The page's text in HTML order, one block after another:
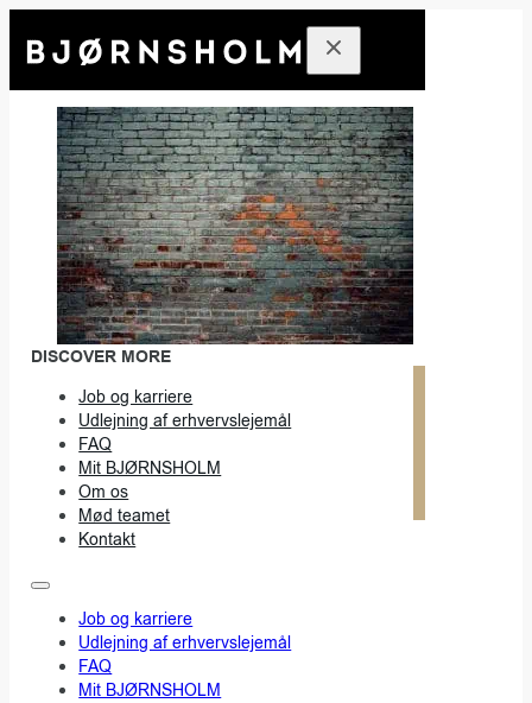
DISCOVER MORE
Job og karriere
Udlejning af erhvervslejemål
FAQ
Mit BJØRNSHOLM
Om os
Mød teamet
Kontakt
Job og karriere
Udlejning af erhvervslejemål
FAQ
Mit BJØRNSHOLM